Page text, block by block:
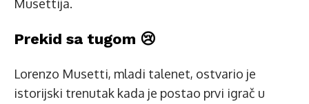
Musettija.
Prekid sa tugom 😢
Lorenzo Musetti, mladi talenet, ostvario je
istorijski trenutak kada je postao prvi igrač u